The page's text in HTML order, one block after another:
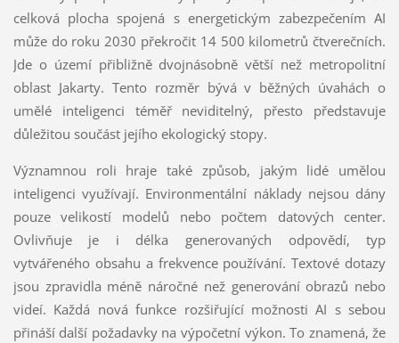
celková plocha spojená s energetickým zabezpečením AI
může do roku 2030 překročit 14 500 kilometrů čtverečních.
Jde o území přibližně dvojnásobně větší než metropolitní
oblast Jakarty. Tento rozměr bývá v běžných úvahách o
umělé inteligenci téměř neviditelný, přesto představuje
důležitou součást jejího ekologický stopy.
Významnou roli hraje také způsob, jakým lidé umělou
inteligenci využívají. Environmentální náklady nejsou dány
pouze velikostí modelů nebo počtem datových center.
Ovlivňuje je i délka generovaných odpovědí, typ
vytvářeného obsahu a frekvence používání. Textové dotazy
jsou zpravidla méně náročné než generování obrazů nebo
videí. Každá nová funkce rozšiřující možnosti AI s sebou
přináší další požadavky na výpočetní výkon. To znamená, že